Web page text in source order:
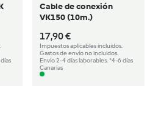
Cable de conexión
VK150 (10m.)
17,90 €
Impuestos aplicables incluidos.
Gastos de envío no incluidos.
Envío 2-4 días laborables. *4-6 días
Canarias